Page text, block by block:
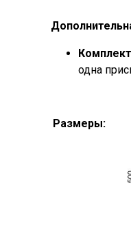
одна
Размеры: